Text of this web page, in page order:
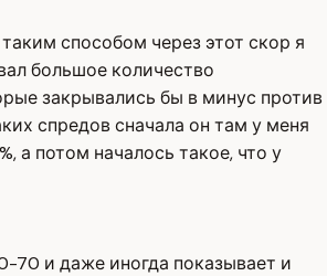
способом через этот скор я
большое количество
закрывались бы в минус против
спредов сначала он там у меня
а потом началось такое, что у
70 и даже иногда показывает и